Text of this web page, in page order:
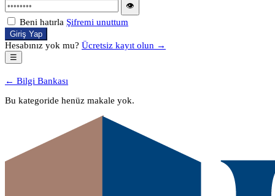
👁
Beni hatırla Şifremi unuttum
Giriş Yap
Hesabınız yok mu? Ücretsiz kayıt olun →
☰
← Bilgi Bankası
Bu kategoride henüz makale yok.